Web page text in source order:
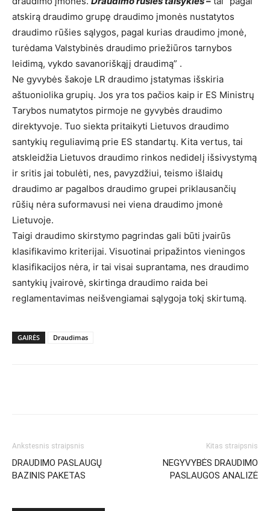
atskirą draudimo grupę draudimo įmonės nustatytos
draudimo rūšies sąlygos, pagal kurias draudimo įmonė,
turėdama Valstybinės draudimo priežiūros tarnybos
leidimą, vykdo savanoriškąjį draudimą” .
Ne gyvybės šakoje LR draudimo įstatymas išskiria
aštuoniolika grupių. Jos yra tos pačios kaip ir ES Ministrų
Tarybos numatytos pirmoje ne gyvybės draudimo
direktyvoje. Tuo siekta pritaikyti Lietuvos draudimo
santykių reguliavimą prie ES standartų. Kita vertus, tai
atskleidžia Lietuvos draudimo rinkos nedidelį išsivystymą
ir sritis jai tobulėti, nes, pavyzdžiui, teismo išlaidų
draudimo ar pagalbos draudimo grupei priklausančių
rūšių nėra suformavusi nei viena draudimo įmonė
Lietuvoje.
Taigi draudimo skirstymo pagrindas gali būti įvairūs
klasifikavimo kriterijai. Visuotinai pripažintos vieningos
klasifikacijos nėra, ir tai visai suprantama, nes draudimo
santykių įvairovė, skirtinga draudimo raida bei
reglamentavimas neišvengiamai sąlygoja tokį skirtumą.
GAIRĖS Draudimas
Ankstesnis straipsnis
DRAUDIMO PASLAUGŲ
BAZINIS PAKETAS
Kitas straipsnis
NEGYVYBĖS DRAUDIMO
PASLAUGOS ANALIZĖ